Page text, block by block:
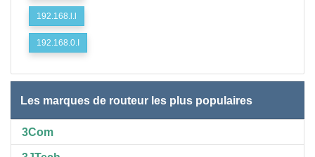
192.168.l.l
192.168.0.I
Les marques de routeur les plus populaires
3Com